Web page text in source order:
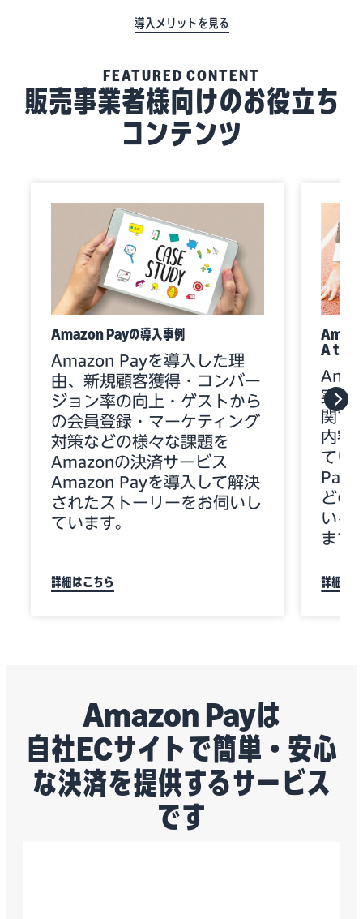
導入メリットを見る
FEATURED CONTENT
販売事業者様向けのお役立ち
コンテンツ
Amazon Payの導入事例
Amazon Payを導入した理
由、新規顧客獲得・コンバー
ジョン率の向上・ゲストから
の会員登録・マーケティング
対策などの様々な課題を
Amazonの決済サービス
Amazon Payを導入して解決
されたストーリーをお伺いし
ています。
詳細はこちら
A to Z
実装
関す
内容
てい
Pay
どの
いる
ます
詳細は
Amazon Payは
自社ECサイトで簡単・安心
な決済を提供するサービス
です